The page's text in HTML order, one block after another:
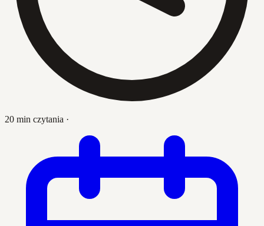
20 min czytania ·